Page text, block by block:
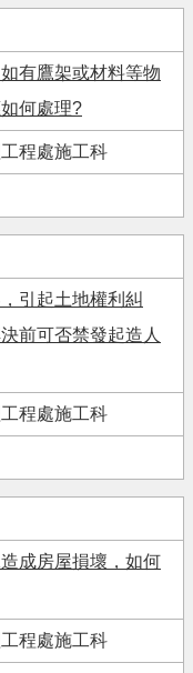
有鷹架或材料等物
何處理?
程處施工科
引起土地權利糾
前可否禁發起造人
程處施工科
成房屋損壞，如何
程處施工科